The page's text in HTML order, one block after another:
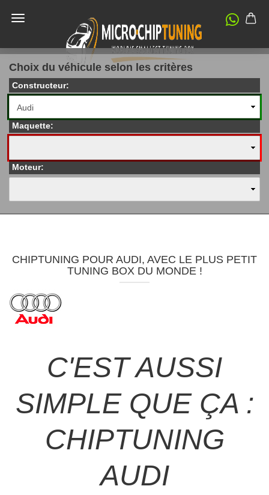
Choix du véhicule selon les critères
Constructeur:
Maquette:
Moteur:
CHIPTUNING POUR AUDI, AVEC LE PLUS PETIT
TUNING BOX DU MONDE !
C'EST AUSSI
SIMPLE QUE ÇA :
CHIPTUNING
AUDI